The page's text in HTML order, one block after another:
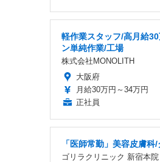
軽作業スタッフ/高月給
ン単純作業/工場
株式会社MONOLITH
大阪府
月給30万円～34万円
正社員
「医師常勤」美容皮膚科
ゴリラクリニック 新宿本院